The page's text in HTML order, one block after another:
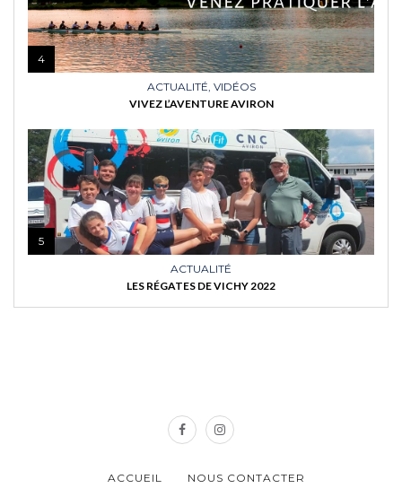
4
ACTUALITÉ, VIDÉOS
VIVEZ L’AVENTURE AVIRON
5
ACTUALITÉ
LES RÉGATES DE VICHY 2022
ACCUEIL NOUS CONTACTER